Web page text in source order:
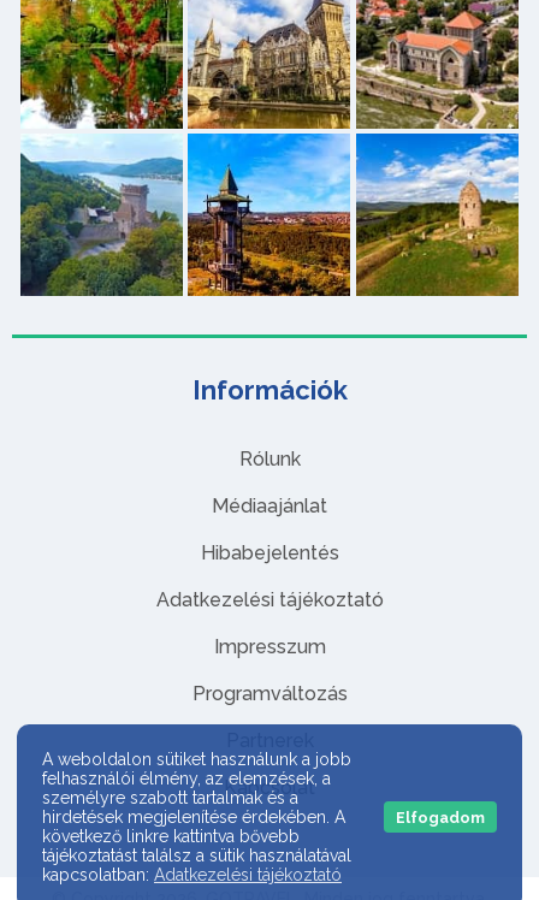
Információk
Rólunk
Médiaajánlat
Hibabejelentés
Adatkezelési tájékoztató
Impresszum
Programváltozás
Kapcsolat
A weboldalon sütiket használunk a jobb
felhasználói élmény, az elemzések, a
személyre szabott tartalmak és a
hirdetések megjelenítése érdekében. A
következő linkre kattintva bővebb
tájékoztatást találsz a sütik használatával
kapcsolatban: Adatkezelési tájékoztató
Elfogadom